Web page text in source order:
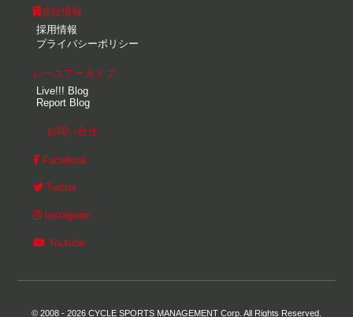
会社情報
採用情報
プライバシーポリシー
レースアーカイブ
Live!!! Blog
Report Blog
お問い合せ
Facebook
Twitter
Instagram
Youtube
© 2008 - 2026 CYCLE SPORTS MANAGEMENT Corp. All Rights Reserved.